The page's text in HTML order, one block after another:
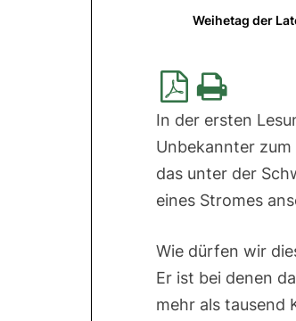
Weihetag der
In der ersten
Unbekannter
das unter der
eines Stromes
Wie dürfen wir
Er ist bei denen
mehr als tausend